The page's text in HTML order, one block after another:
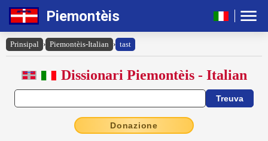
Piemontèis
Prinsipal › Piemontèis-Italian › tast
Dissionari Piemontèis - Italian
Donazione